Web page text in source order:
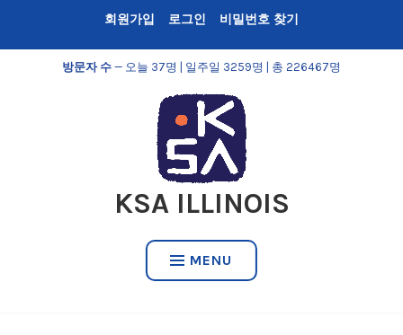
content
회원가입 로그인 비밀번호 찾기
방문자 수 — 오늘 37명 | 일주일 3259명 | 총 226467명
KSA ILLINOIS
MENU